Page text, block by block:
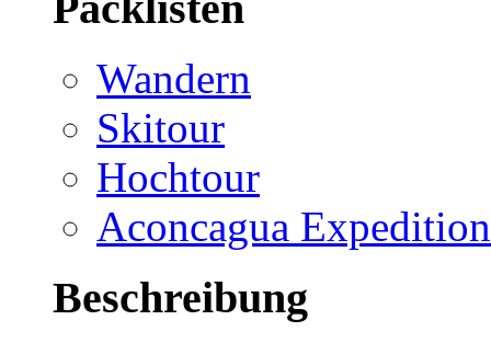
Wandern
Skitour
Hochtour
Aconcagua Expedition
Beschreibung